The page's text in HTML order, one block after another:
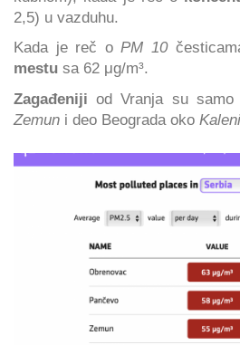
2,5) u vazduhu.
Kada je reč oPM 10
mestu sa 62 μg/m³.
Zagađeniji od Vranja su samo
Zemun i deo Beograda oko